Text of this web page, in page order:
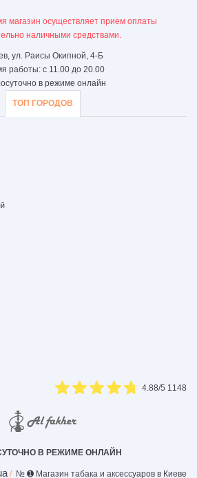
магазин осуществляет прием оплаты
наличными средствами.
ул. Раисы Окипной, 4-Б
работы: с 11.00 до 20.00
в режиме онлайн
ТОП ГОРОДОВ
4.88/5 1148
В РЕЖИМЕ ОНЛАЙН
№ ➊ Магазин табака и аксессуаров в Киеве